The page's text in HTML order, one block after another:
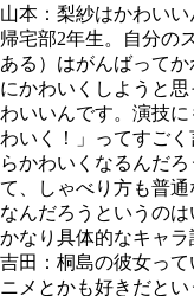
山本：梨紗はかわい
帰宅部2年生。自分の
ある）はがんばって
にかわいくしようと
わいいんです。演技
わいく！」ってすご
らかわいくなるんだ
て、しゃべり方も普
なんだろうというのは
かなり具体的なキャラ
吉田：桐島の彼女っ
ニメとかも好きだと